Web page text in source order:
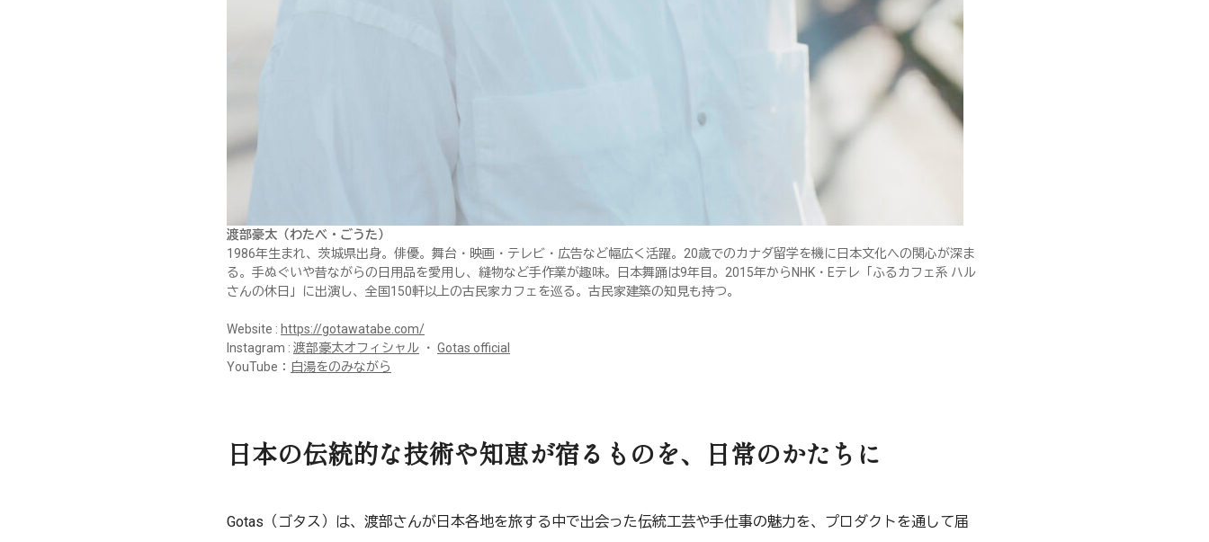
渡部豪太（わたべ・ごうた）
1986年生まれ、茨城県出身。俳優。舞台・映画・テレビ・広告など幅広く活躍。20歳でのカナダ留学を機に日本文化への関心が深ま
る。手ぬぐいや昔ながらの日用品を愛用し、縫物など手作業が趣味。日本舞踊は9年目。2015年からNHK・Eテレ「ふるカフェ系 ハル
さんの休日」に出演し、全国150軒以上の古民家カフェを巡る。古民家建築の知見も持つ。
Website : https://gotawatabe.com/
Instagram : 渡部豪太オフィシャル ・ Gotas official
YouTube： 白湯をのみながら
日本の伝統的な技術や知恵が宿るものを、日常のかたちに
Gotas（ゴタス）は、渡部さんが日本各地を旅する中で出会った伝統工芸や手仕事の魅力を、プロダクトを通して届